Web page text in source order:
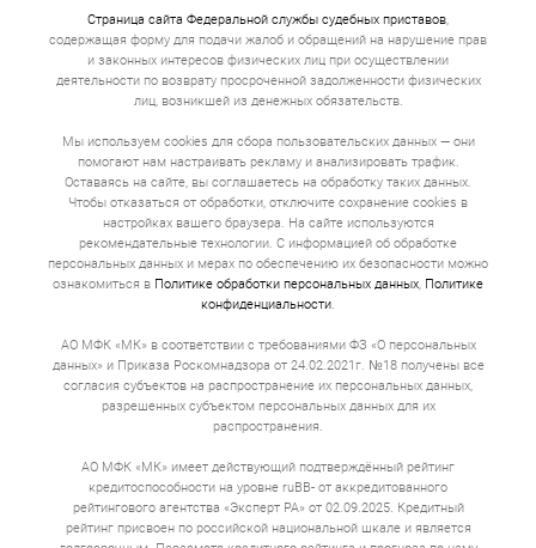
Страница сайта Федеральной службы судебных приставов,
содержащая форму для подачи жалоб и обращений на нарушение прав
и законных интересов физических лиц при осуществлении
деятельности по возврату просроченной задолженности физических
лиц, возникшей из денежных обязательств.
Мы используем cookies для сбора пользовательских данных — они
помогают нам настраивать рекламу и анализировать трафик.
Оставаясь на сайте, вы соглашаетесь на обработку таких данных.
Чтобы отказаться от обработки, отключите сохранение cookies в
настройках вашего браузера. На сайте используются
рекомендательные технологии. С информацией об обработке
персональных данных и мерах по обеспечению их безопасности можно
ознакомиться в Политике обработки персональных данных, Политике
конфиденциальности.
АО МФК «МК» в соответствии с требованиями ФЗ «О персональных
данных» и Приказа Роскомнадзора от 24.02.2021г. №18 получены все
согласия субъектов на распространение их персональных данных,
разрешенных субъектом персональных данных для их
распространения.
АО МФК «МК» имеет действующий подтверждённый рейтинг
кредитоспособности на уровне ruBB- от аккредитованного
рейтингового агентства «Эксперт РА» от 02.09.2025. Кредитный
рейтинг присвоен по российской национальной шкале и является